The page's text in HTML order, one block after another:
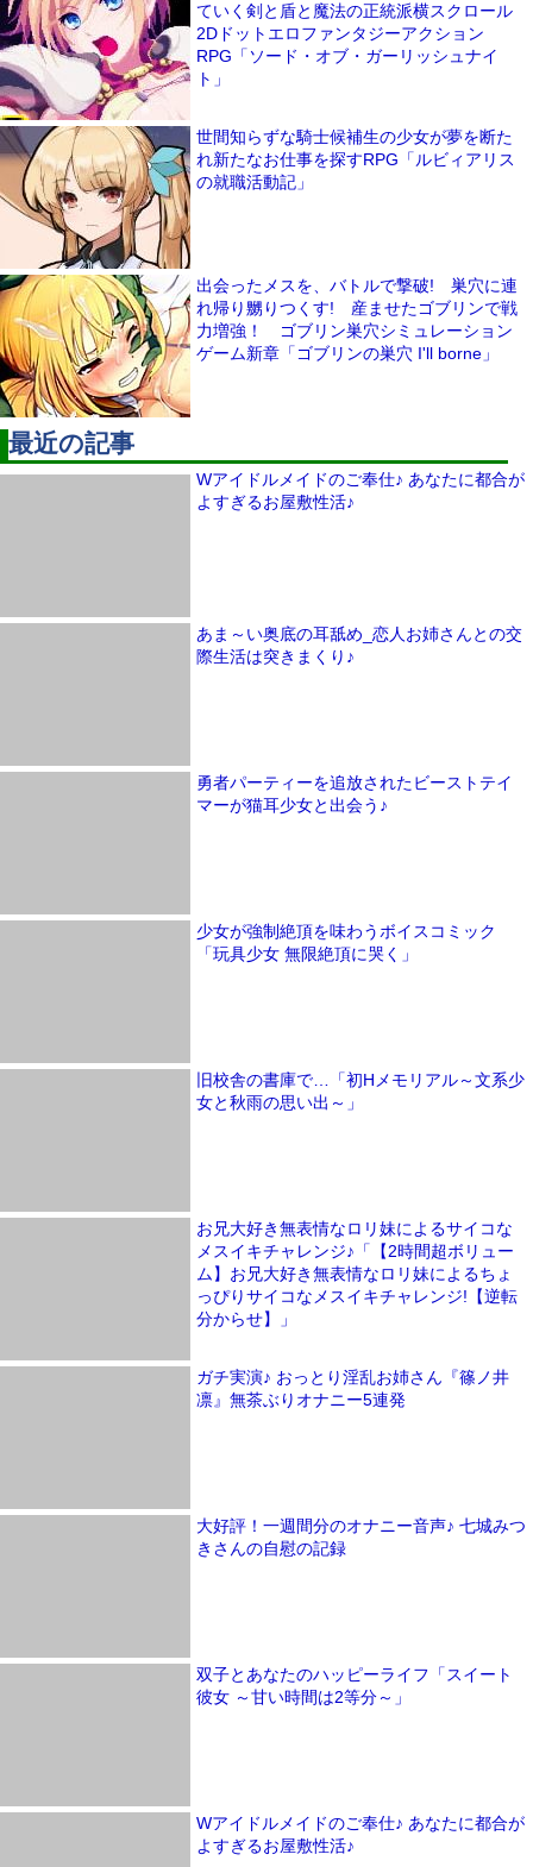
ていく剣と盾と魔法の正統派横スクロール
2Dドットエロファンタジーアクション
RPG「ソード・オブ・ガーリッシュナイ
ト」
世間知らずな騎士候補生の少女が夢を断た
れ新たなお仕事を探すRPG「ルビィアリス
の就職活動記」
出会ったメスを、バトルで撃破! 巣穴に連
れ帰り嬲りつくす! 産ませたゴブリンで戦
力増強！ ゴブリン巣穴シミュレーション
ゲーム新章「ゴブリンの巣穴 I'll borne」
最近の記事
Wアイドルメイドのご奉仕♪ あなたに都合が
よすぎるお屋敷性活♪
あま～い奥底の耳舐め_恋人お姉さんとの交
際生活は突きまくり♪
勇者パーティーを追放されたビーストテイ
マーが猫耳少女と出会う♪
少女が強制絶頂を味わうボイスコミック
「玩具少女 無限絶頂に哭く」
旧校舎の書庫で…「初Hメモリアル～文系少
女と秋雨の思い出～」
お兄大好き無表情なロリ妹によるサイコな
メスイキチャレンジ♪「【2時間超ボリュー
ム】お兄大好き無表情なロリ妹によるちょ
っぴりサイコなメスイキチャレンジ!【逆転
分からせ】」
ガチ実演♪ おっとり淫乱お姉さん『篠ノ井
凛』無茶ぶりオナニー5連発
大好評！一週間分のオナニー音声♪ 七城みつ
きさんの自慰の記録
双子とあなたのハッピーライフ「スイート
彼女 ～甘い時間は2等分～」
Wアイドルメイドのご奉仕♪ あなたに都合が
よすぎるお屋敷性活♪